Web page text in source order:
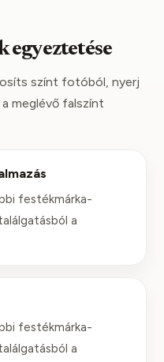
egyeztetése
színt fotóból, nyerj
meglévő falszínt
festékmárka-
a
festékmárka-
a